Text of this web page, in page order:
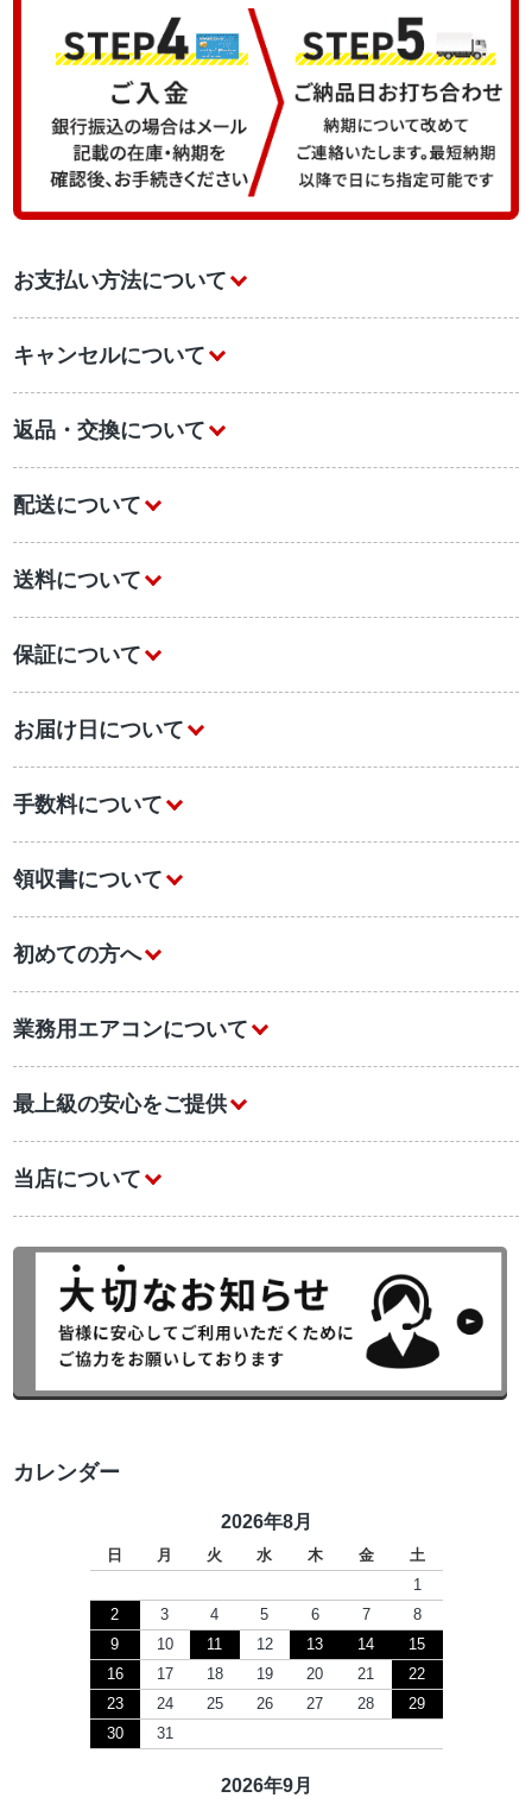
お支払い方法について
キャンセルについて
返品・交換について
配送について
送料について
保証について
お届け日について
手数料について
領収書について
初めての方へ
業務用エアコンについて
最上級の安心をご提供
当店について
カレンダー
2026年8月
日 月 火 水 木 金
土
1
2
3 4 5 6 7
8
9
10 11 12 13 14
15
16
17 18 19 20 21
22
23
24 25 26 27 28
29
30
31
2026年9月